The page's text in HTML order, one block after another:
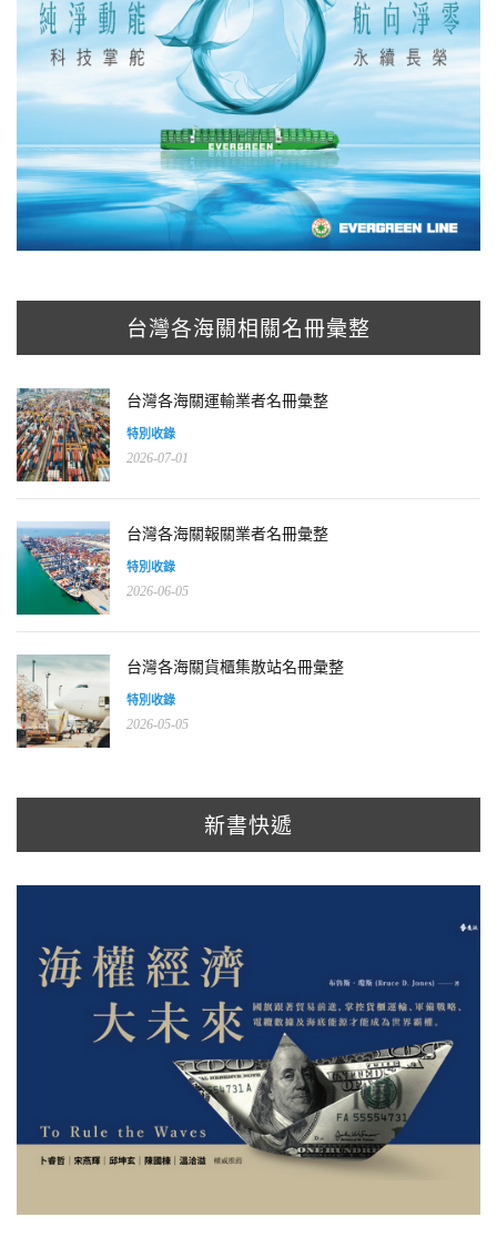
台灣各海關相關名冊彙整
台灣各海關運輸業者名冊彙整
特別收錄
2026-07-01
台灣各海關報關業者名冊彙整
特別收錄
2026-06-05
台灣各海關貨櫃集散站名冊彙整
特別收錄
2026-05-05
新書快遞